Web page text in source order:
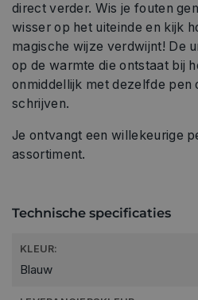
direct verder. Wis je fouten
wisser op het uiteinde en kijk
magische wijze verdwijnt! De
op de warmte die ontstaat bij
onmiddellijk met dezelfde pen
schrijven.
Je ontvangt een willekeurige
assortiment.
Technische specificaties
KLEUR:
Blauw